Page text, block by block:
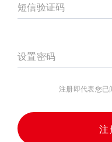
短信验证码
设置密码
注册即代表您已
注